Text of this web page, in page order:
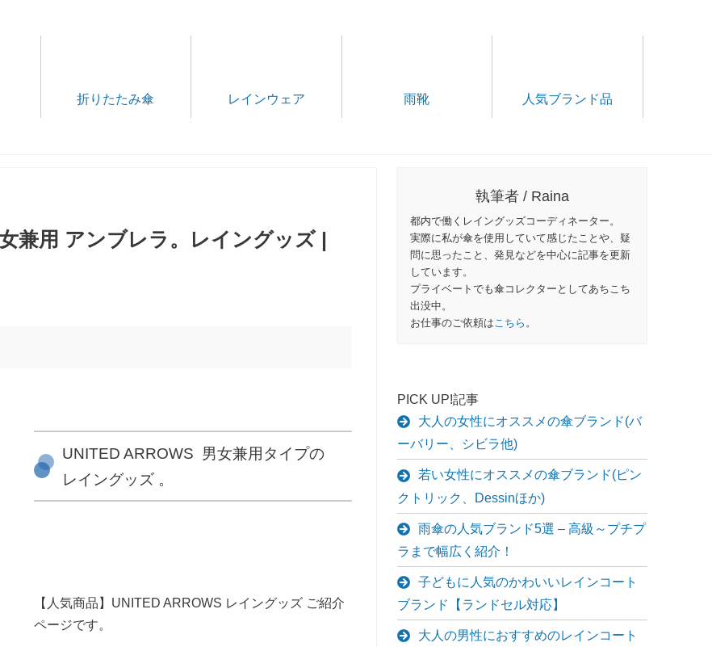
折りたたみ傘 レインウェア 雨靴 人気ブランド品
兼用 アンブレラ。レイングッズ |
UNITED ARROWS 男女兼用タイプの
レイングッズ 。
【人気商品】UNITED ARROWS レイングッズ ご紹介
ページです。
執筆者 / Raina
都内で働くレイングッズコーディネーター。
実際に私が傘を使用していて感じたことや、疑
問に思ったこと、発見などを中心に記事を更新
しています。
プライベートでも傘コレクターとしてあちこち
出没中。
お仕事のご依頼はこちら 。
PICK UP!記事
大人の女性にオススメの傘ブランド(バ
ーバリー、シビラ他)
若い女性にオススメの傘ブランド(ピン
クトリック、Dessinほか)
雨傘の人気ブランド5選 – 高級～プチプ
ラまで幅広く紹介！
子どもに人気のかわいいレインコート
ブランド【ランドセル対応】
大人の男性におすすめのレインコート